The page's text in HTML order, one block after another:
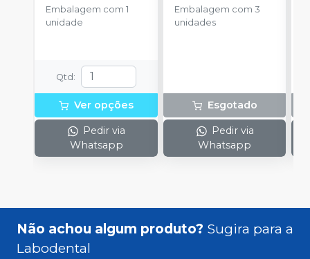
unidade
AMERICAN BURRS
Embalagem com 1
unidade
Qtd:
Ver opções
Pedir via
Whatsapp
unidades
AMERICAN BURRS
Embalagem com 3
unidades
Esgotado
Pedir via
Whatsapp
Não achou algum produto? Sugira para a
Labodental